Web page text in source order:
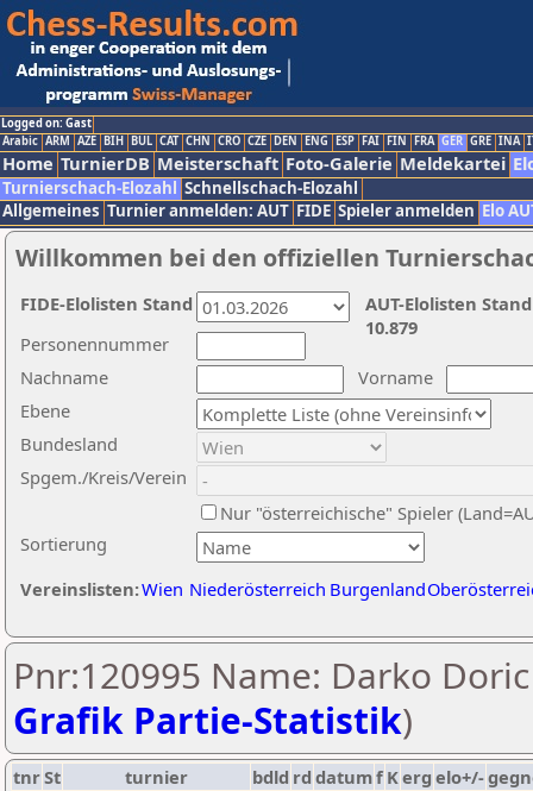
Logged on: Gast
Arabic ARM AZE BIH BUL CAT CHN CRO CZE DEN ENG ESP FAI FIN FRA GER GRE INA
Home TurnierDB Meisterschaft Foto-Galerie Meldekartei
Turnierschach-Elozahl Schnellschach-Elozahl
Allgemeines Turnier anmelden: AUT FIDE Spieler anmelden Elo
Willkommen bei den offiziellen
Nachname
Vorname
Ebene
Sortierung
Personennummer
Bundesland
Spgem./Kreis/Verein
Nur "österreichische" Spieler
Vereinslisten:Wien Niederösterreich Burgenland
AUT-Elolisten
10.879
FIDE-Elolisten Stand
Pnr:120995 Name: Darko
Grafik Partie-Statistik)
tnrSt turnier bdld rd datumf Kerg elo+/-